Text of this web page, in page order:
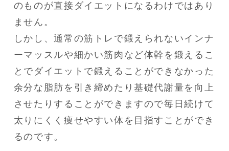
のものが直接ダイエットになるわけではあり
ません。
しかし、通常の筋トレで鍛えられないインナ
ーマッスルや細かい筋肉など体幹を鍛えるこ
とでダイエットで鍛えることができなかった
余分な脂肪を引き締めたり基礎代謝量を向上
させたりすることができますので毎日続けて
太りにくく痩せやすい体を目指すことができ
るのです。